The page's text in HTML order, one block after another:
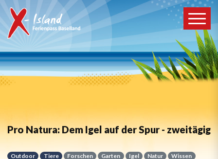
Pro Natura: Dem Igel auf der Spur - zweitägig
Outdoor Tiere Forschen Garten Igel Natur Wissen